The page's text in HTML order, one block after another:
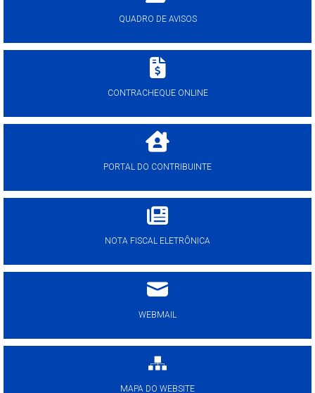
QUADRO DE AVISOS
CONTRACHEQUE ONLINE
PORTAL DO CONTRIBUINTE
NOTA FISCAL ELETRÔNICA
WEBMAIL
MAPA DO WEBSITE